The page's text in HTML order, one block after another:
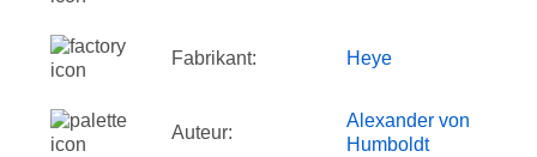
Fabrikant: Heye
Auteur:
Alexander von
Humboldt